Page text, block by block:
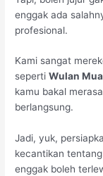
enggak ada
profesional.
Kami sangat
sepertiWulan
kamu bakal
berlangsung.
Jadi, yuk,
kecantikan
enggak boleh